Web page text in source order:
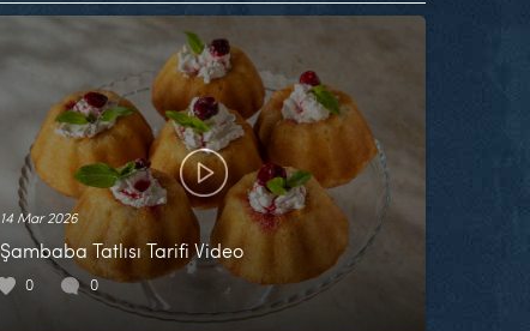
14 Mar 2026
Şambaba Tatlısı Tarifi Video
0 0